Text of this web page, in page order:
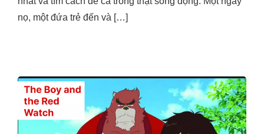
nọ, một đứa trẻ đến và […]